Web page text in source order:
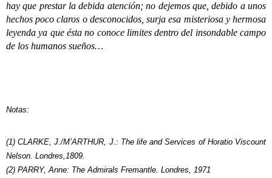
hay que prestar la debida atención; no dejemos que, debido a unos
hechos poco claros o desconocidos, surja esa misteriosa y hermosa
leyenda ya que ésta no conoce limites dentro del insondable campo
de los humanos sueños…
Notas:
(1) CLARKE, J./M’ARTHUR, J.: The life and Services of Horatio Viscount
Nelson. Londres,1809.
(2) PARRY, Anne: The Admirals Fremantle. Londres, 1971